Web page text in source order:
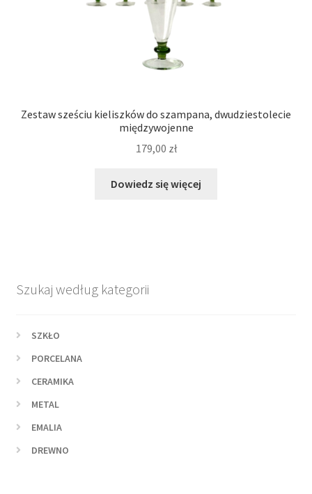
Zestaw sześciu kieliszków do szampana, dwudziestolecie
międzywojenne
179,00 zł
Dowiedz się więcej
Szukaj według kategorii
SZKŁO
PORCELANA
CERAMIKA
METAL
EMALIA
DREWNO